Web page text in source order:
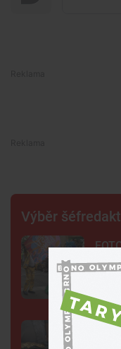
Výběr